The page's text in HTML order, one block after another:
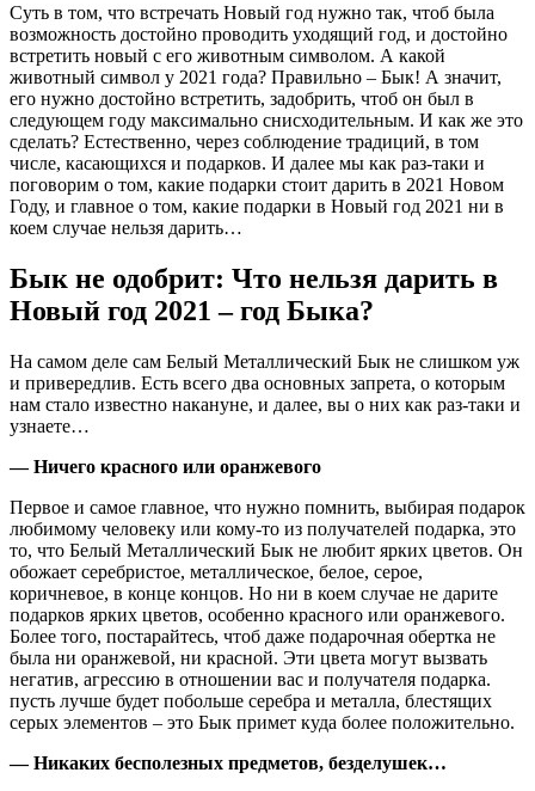
Суть в том, что встречать Новый год нужно так, чтоб была
возможность достойно проводить уходящий год, и достойно
встретить новый с его животным символом. А какой
животный символ у 2021 года? Правильно – Бык! А значит,
его нужно достойно встретить, задобрить, чтоб он был в
следующем году максимально снисходительным. И как же это
сделать? Естественно, через соблюдение традиций, в том
числе, касающихся и подарков. И далее мы как раз-таки и
поговорим о том, какие подарки стоит дарить в 2021 Новом
Году, и главное о том, какие подарки в Новый год 2021 ни в
коем случае нельзя дарить…
Бык не одобрит: Что нельзя дарить в
Новый год 2021 – год Быка?
На самом деле сам Белый Металлический Бык не слишком уж
и привередлив. Есть всего два основных запрета, о которым
нам стало известно накануне, и далее, вы о них как раз-таки и
узнаете…
— Ничего красного или оранжевого
Первое и самое главное, что нужно помнить, выбирая подарок
любимому человеку или кому-то из получателей подарка, это
то, что Белый Металлический Бык не любит ярких цветов. Он
обожает серебристое, металлическое, белое, серое,
коричневое, в конце концов. Но ни в коем случае не дарите
подарков ярких цветов, особенно красного или оранжевого.
Более того, постарайтесь, чтоб даже подарочная обертка не
была ни оранжевой, ни красной. Эти цвета могут вызвать
негатив, агрессию в отношении вас и получателя подарка.
пусть лучше будет побольше серебра и металла, блестящих
серых элементов – это Бык примет куда более положительно.
— Никаких бесполезных предметов, безделушек…